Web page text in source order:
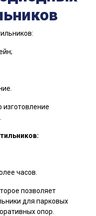
часов.
позволяет
для парковых
опор.